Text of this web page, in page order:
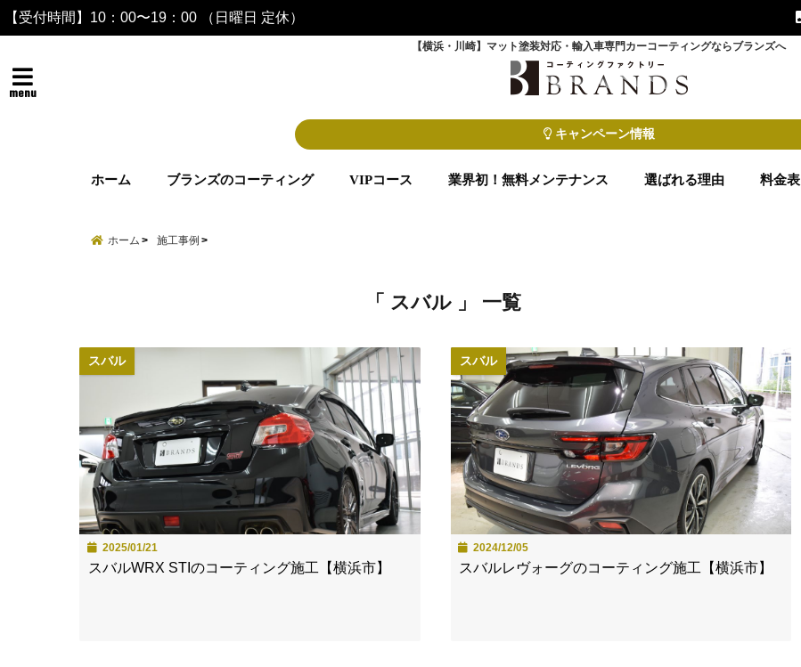
【受付時間】10：00〜19：00 （日曜日 定休）
【横浜・川崎】マット塗装対応・輸入車専門カーコーティングならブランズへ
menu
キャンペーン情報
ホーム ブランズのコーティング VIPコース 業界初！無料メンテナンス 選ばれる理由 料金表
ホーム 施工事例
「 スバル 」 一覧
スバル
2025/01/21
スバルWRX STIのコーティング施工【横浜市】
スバル
2024/12/05
スバルレヴォーグのコーティング施工【横浜市】